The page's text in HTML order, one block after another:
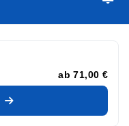
ab 71,00 €